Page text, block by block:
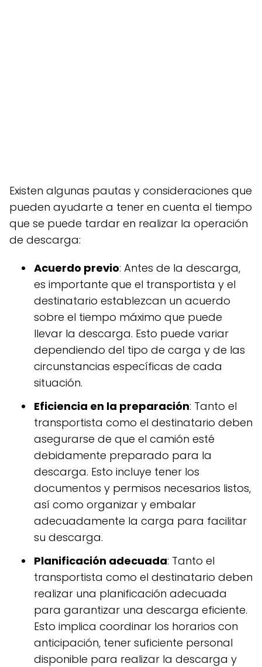
Existen algunas pautas y consideraciones que
pueden ayudarte a tener en cuenta el tiempo
que se puede tardar en realizar la operación
de descarga:
Acuerdo previo: Antes de la descarga,
es importante que el transportista y el
destinatario establezcan un acuerdo
sobre el tiempo máximo que puede
llevar la descarga. Esto puede variar
dependiendo del tipo de carga y de las
circunstancias específicas de cada
situación.
Eficiencia en la preparación: Tanto el
transportista como el destinatario deben
asegurarse de que el camión esté
debidamente preparado para la
descarga. Esto incluye tener los
documentos y permisos necesarios listos,
así como organizar y embalar
adecuadamente la carga para facilitar
su descarga.
Planificación adecuada: Tanto el
transportista como el destinatario deben
realizar una planificación adecuada
para garantizar una descarga eficiente.
Esto implica coordinar los horarios con
anticipación, tener suficiente personal
disponible para realizar la descarga y